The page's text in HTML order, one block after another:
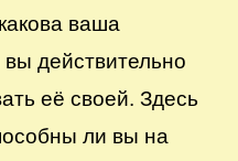
ваша
действительно
её своей. Здесь
ли вы на